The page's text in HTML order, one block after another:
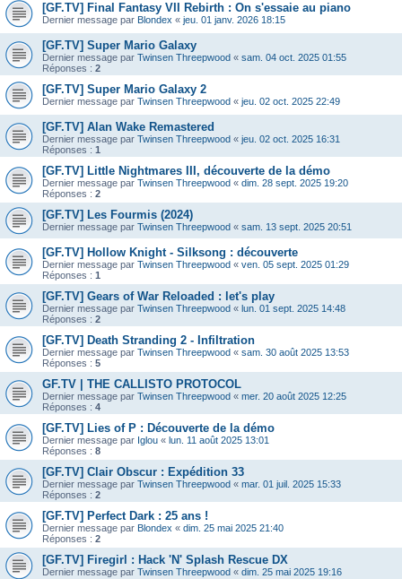
[GF.TV] Final Fantasy VII Rebirth : On s'essaie au piano
Dernier message par Blondex « jeu. 01 janv. 2026 18:15
[GF.TV] Super Mario Galaxy
Dernier message par Twinsen Threepwood « sam. 04 oct. 2025 01:55
Réponses : 2
[GF.TV] Super Mario Galaxy 2
Dernier message par Twinsen Threepwood « jeu. 02 oct. 2025 22:49
[GF.TV] Alan Wake Remastered
Dernier message par Twinsen Threepwood « jeu. 02 oct. 2025 16:31
Réponses : 1
[GF.TV] Little Nightmares III, découverte de la démo
Dernier message par Twinsen Threepwood « dim. 28 sept. 2025 19:20
Réponses : 2
[GF.TV] Les Fourmis (2024)
Dernier message par Twinsen Threepwood « sam. 13 sept. 2025 20:51
[GF.TV] Hollow Knight - Silksong : découverte
Dernier message par Twinsen Threepwood « ven. 05 sept. 2025 01:29
Réponses : 1
[GF.TV] Gears of War Reloaded : let's play
Dernier message par Twinsen Threepwood « lun. 01 sept. 2025 14:48
Réponses : 2
[GF.TV] Death Stranding 2 - Infiltration
Dernier message par Twinsen Threepwood « sam. 30 août 2025 13:53
Réponses : 5
GF.TV | THE CALLISTO PROTOCOL
Dernier message par Twinsen Threepwood « mer. 20 août 2025 12:25
Réponses : 4
[GF.TV] Lies of P : Découverte de la démo
Dernier message par Iglou « lun. 11 août 2025 13:01
Réponses : 8
[GF.TV] Clair Obscur : Expédition 33
Dernier message par Twinsen Threepwood « mar. 01 juil. 2025 15:33
Réponses : 2
[GF.TV] Perfect Dark : 25 ans !
Dernier message par Blondex « dim. 25 mai 2025 21:40
Réponses : 2
[GF.TV] Firegirl : Hack 'N' Splash Rescue DX
Dernier message par Twinsen Threepwood « dim. 25 mai 2025 19:16